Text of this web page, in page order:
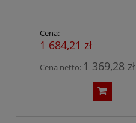
Cena:
1 684,21 zł
Cena netto: 1 369,28 zł